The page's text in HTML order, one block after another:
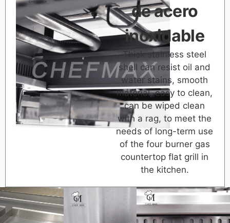
de acero
inoxidable
Thick stainless steel
shell can resist oil and
water stains, smooth
material, easy to clean,
can be wiped clean
with a rag, to meet the
needs of long-term use
of the four burner gas
countertop flat grill in
the kitchen.